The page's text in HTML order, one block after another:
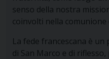
senso della nostra
coinvolti nella comunione
La fede francescana è
di San Marco e di